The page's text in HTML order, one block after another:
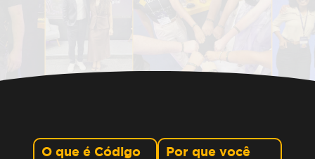
O que é Código
Por que você